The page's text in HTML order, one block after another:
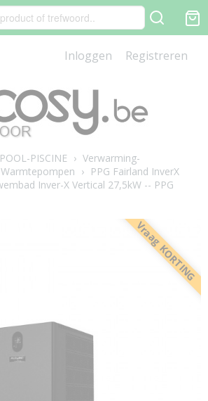
Inloggen Registreren
PISCINE › Verwarming-
Warmtepompen › PPG Fairland InverX
Inver-X Vertical 27,5kW -- PPG
Vraag KORTING